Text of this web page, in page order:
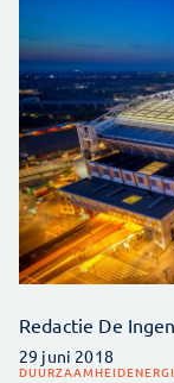
Redactie De
29 juni 2018
DUURZAAMHEID